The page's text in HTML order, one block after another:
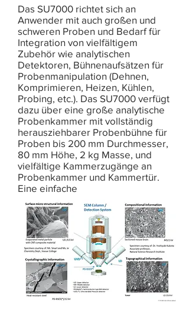
Das SU7000 richtet sich an
Anwender mit auch großen und
schweren Proben und Bedarf für
Integration von vielfältigem
Zubehör wie analytischen
Detektoren, Bühnenaufsätzen für
Probenmanipulation (Dehnen,
Komprimieren, Heizen, Kühlen,
Probing, etc.). Das SU7000 verfügt
dazu über eine große analytische
Probenkammer mit vollständig
herausziehbarer Probenbühne für
Proben bis 200 mm Durchmesser,
80 mm Höhe, 2 kg Masse, und
vielfältige Kammerzugänge an
Probenkammer und Kammertür.
Eine einfache